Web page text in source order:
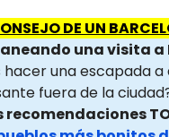
DE UN
una visita a
hacer una escapada a
fuera de la